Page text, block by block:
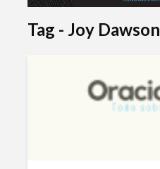
Tag - Joy Dawson